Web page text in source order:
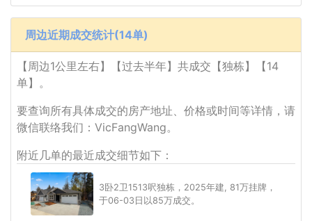
周边近期成交统计(14单)
【周边1公里左右】【过去半年】共成交【独栋】【14
单】。
要查询所有具体成交的房产地址、价格或时间等详情，请
微信联络我们：VicFangWang。
附近几单的最近成交细节如下：
3卧2卫1513呎独栋，2025年建, 81万挂牌，
于06-03日以85万成交。